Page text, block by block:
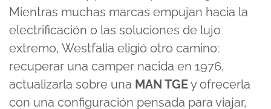
Mientras muchas marcas empujan hacia la
electrificación o las soluciones de lujo
extremo, Westfalia eligió otro camino:
recuperar una camper nacida en 1976,
actualizarla sobre una MAN TGEy ofrecerla
con una configuración pensada para viajar,